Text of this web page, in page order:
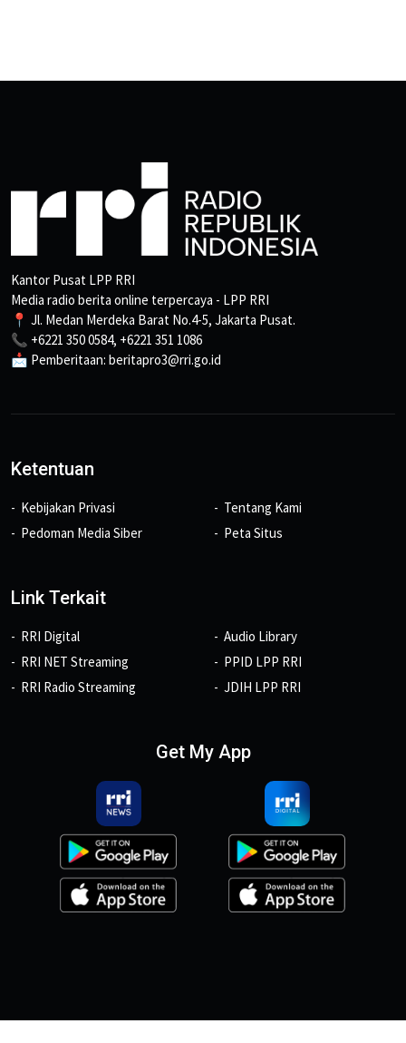
Kantor Pusat LPP RRI
Media radio berita online terpercaya - LPP RRI
📍 Jl. Medan Merdeka Barat No.4-5, Jakarta Pusat.
📞 +6221 350 0584, +6221 351 1086
📩 Pemberitaan: beritapro3@rri.go.id
Ketentuan
Kebijakan Privasi
Pedoman Media Siber
Tentang Kami
Peta Situs
Link Terkait
RRI Digital
RRI NET Streaming
RRI Radio Streaming
Audio Library
PPID LPP RRI
JDIH LPP RRI
Get My App